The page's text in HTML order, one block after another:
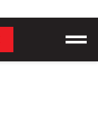
питања